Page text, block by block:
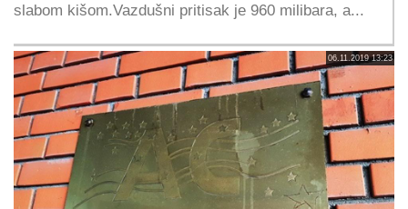
slabom kišom.Vazdušni pritisak je 960 milibara, a...
06.11.2019 13:23